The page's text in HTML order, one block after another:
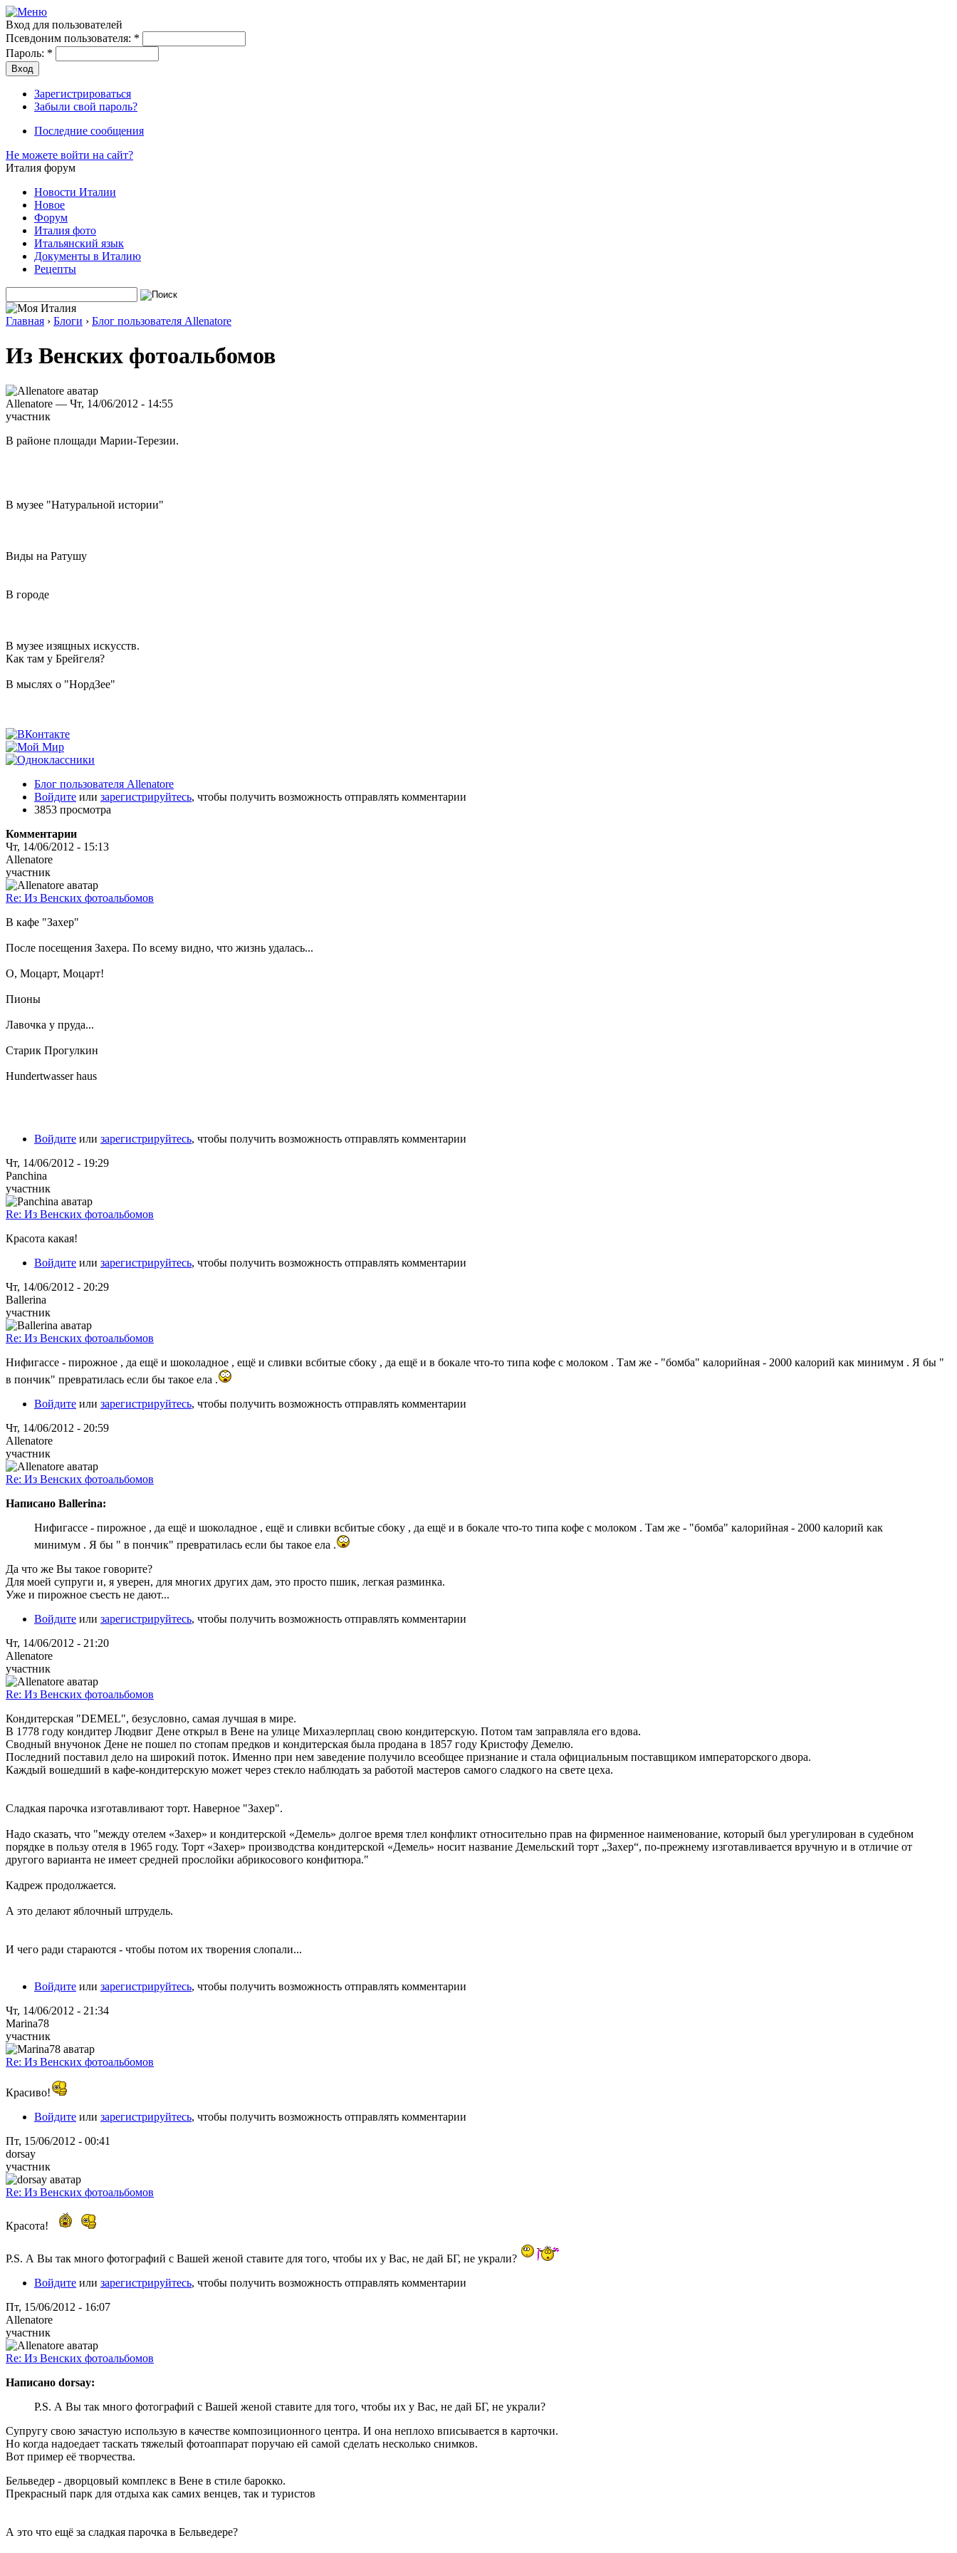
Вход для пользователей
Псевдоним пользователя: *
Пароль: *
Зарегистрироваться
Забыли свой пароль?
Последние сообщения
Не можете войти на сайт?
Италия форум
Новости Италии
Новое
Форум
Италия фото
Итальянский язык
Документы в Италию
Рецепты
Главная › Блоги › Блог пользователя Allenatore
Из Венских фотоальбомов
Allenatore — Чт, 14/06/2012 - 14:55
участник
В районе площади Марии-Терезии.
В музее "Натуральной истории"
Виды на Ратушу
В городе
В музее изящных искусств.
Как там у Брейгеля?
В мыслях о "НордЗее"
Блог пользователя Allenatore
Войдите или зарегистрируйтесь, чтобы получить возможность отправлять комментарии
3853 просмотра
Комментарии
Чт, 14/06/2012 - 15:13
Allenatore
участник
Re: Из Венских фотоальбомов
В кафе "Захер"
После посещения Захера. По всему видно, что жизнь удалась...
О, Моцарт, Моцарт!
Пионы
Лавочка у пруда...
Старик Прогулкин
Hundertwasser haus
Войдите или зарегистрируйтесь, чтобы получить возможность отправлять комментарии
Чт, 14/06/2012 - 19:29
Panchina
участник
Re: Из Венских фотоальбомов
Красота какая!
Войдите или зарегистрируйтесь, чтобы получить возможность отправлять комментарии
Чт, 14/06/2012 - 20:29
Ballerina
участник
Re: Из Венских фотоальбомов
Нифигассе - пирожное , да ещё и шоколадное , ещё и сливки всбитые сбоку , да ещё и в бокале что-то типа кофе с молоком . Там же - "бомба" калорийная - 2000 калорий как минимум . Я бы "
в пончик" превратилась если бы такое ела .
Войдите или зарегистрируйтесь, чтобы получить возможность отправлять комментарии
Чт, 14/06/2012 - 20:59
Allenatore
участник
Re: Из Венских фотоальбомов
Написано Ballerina:
Нифигассе - пирожное , да ещё и шоколадное , ещё и сливки всбитые сбоку , да ещё и в бокале что-то типа кофе с молоком . Там же - "бомба" калорийная - 2000 калорий как
минимум . Я бы " в пончик" превратилась если бы такое ела .
Да что же Вы такое говорите?
Для моей супруги и, я уверен, для многих других дам, это просто пшик, легкая разминка.
Уже и пирожное съесть не дают...
Войдите или зарегистрируйтесь, чтобы получить возможность отправлять комментарии
Чт, 14/06/2012 - 21:20
Allenatore
участник
Re: Из Венских фотоальбомов
Кондитерская "DEMEL", безусловно, самая лучшая в мире.
В 1778 году кондитер Людвиг Дене открыл в Вене на улице Михаэлерплац свою кондитерскую. Потом там заправляла его вдова.
Сводный внучонок Дене не пошел по стопам предков и кондитерская была продана в 1857 году Кристофу Демелю.
Последний поставил дело на широкий поток. Именно при нем заведение получило всеобщее признание и стала официальным поставщиком императорского двора.
Каждый вошедший в кафе-кондитерскую может через стекло наблюдать за работой мастеров самого сладкого на свете цеха.
Сладкая парочка изготавливают торт. Наверное "Захер".
Надо сказать, что "между отелем «Захер» и кондитерской «Демель» долгое время тлел конфликт относительно прав на фирменное наименование, который был урегулирован в судебном
порядке в пользу отеля в 1965 году. Торт «Захер» производства кондитерской «Демель» носит название Демельский торт „Захер“, по-прежнему изготавливается вручную и в отличие от
другого варианта не имеет средней прослойки абрикосового конфитюра."
Кадреж продолжается.
А это делают яблочный штрудель.
И чего ради стараются - чтобы потом их творения слопали...
Войдите или зарегистрируйтесь, чтобы получить возможность отправлять комментарии
Чт, 14/06/2012 - 21:34
Marina78
участник
Re: Из Венских фотоальбомов
Красиво!
Войдите или зарегистрируйтесь, чтобы получить возможность отправлять комментарии
Пт, 15/06/2012 - 00:41
dorsay
участник
Re: Из Венских фотоальбомов
Красота!
P.S. А Вы так много фотографий с Вашей женой ставите для того, чтобы их у Вас, не дай БГ, не украли?
Войдите или зарегистрируйтесь, чтобы получить возможность отправлять комментарии
Пт, 15/06/2012 - 16:07
Allenatore
участник
Re: Из Венских фотоальбомов
Написано dorsay:
P.S. А Вы так много фотографий с Вашей женой ставите для того, чтобы их у Вас, не дай БГ, не украли?
Супругу свою зачастую использую в качестве композиционного центра. И она неплохо вписывается в карточки.
Но когда надоедает таскать тяжелый фотоаппарат поручаю ей самой сделать несколько снимков.
Вот пример её творчества.
Бельведер - дворцовый комплекс в Вене в стиле барокко.
Прекрасный парк для отдыха как самих венцев, так и туристов
А это что ещё за сладкая парочка в Бельведере?